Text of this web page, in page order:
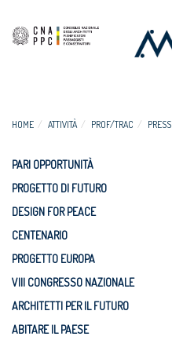
HOME ATTIVITÀ PROF/TRAC PRESS
PARI OPPORTUNITÀ
PROGETTO DI FUTURO
DESIGN FOR PEACE
CENTENARIO
PROGETTO EUROPA
VIII CONGRESSO NAZIONALE
ARCHITETTI PER IL FUTURO
ABITARE IL PAESE